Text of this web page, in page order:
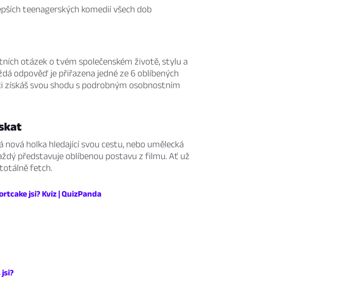
teenagerských komedií všech dob
otázek o tvém společenském životě, stylu a
odpověď je přiřazena jedné ze 6 oblíbených
získáš svou shodu s podrobným osobnostním
nová holka hledající svou cestu, nebo umělecká
představuje oblíbenou postavu z filmu. Ať už
totálně fetch.
jsi? Kvíz | QuizPanda